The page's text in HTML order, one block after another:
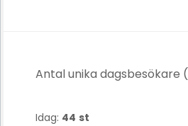
Antal unika dagsbesökare
Idag: 44 st